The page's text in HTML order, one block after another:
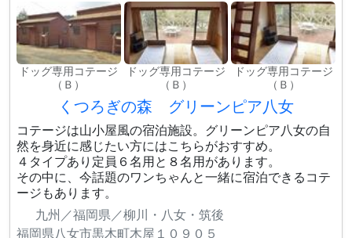
ドッグ専用コテージ
（Ｂ）
ドッグ専用コテージ
（Ｂ）
ドッグ専用コテージ
（Ｂ）
くつろぎの森 グリーンピア八女
コテージは山小屋風の宿泊施設。グリーンピア八女の自
然を身近に感じたい方にはこちらがおすすめ。
４タイプあり定員６名用と８名用があります。
その中に、今話題のワンちゃんと一緒に宿泊できるコテ
ージもあります。
九州／福岡県／柳川・八女・筑後
福岡県八女市黒木町木屋１０９０５